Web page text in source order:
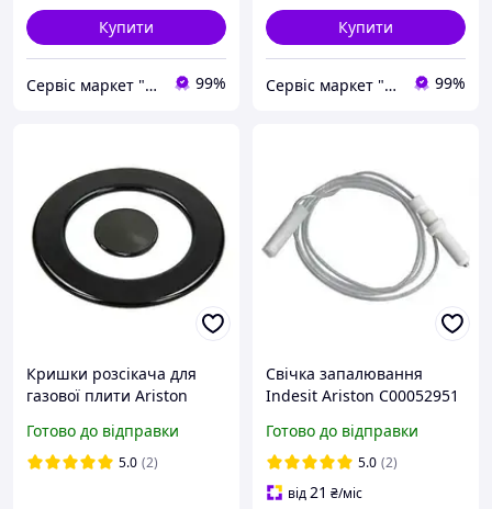
Купити
Сервіс маркет "PRO100DIY" Запчастини для побутової техніки в Україні 99%
Купити
Сервіс маркет "PRO100DIY" Запчастини для побутової техніки в Україні 99%
Кришки розсікача для
газової плити Ariston
емальовані
C00053174+C00053175 AR-
Готово до відправки
5.0 (2)
Свічка запалювання
Indesit Ariston C00052951
Готово до відправки
5.0 (2)
від21 ₴/міс